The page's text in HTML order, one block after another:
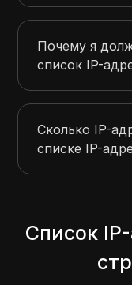
Почему я
список IP-
Сколько IP-
списке IP-
Список